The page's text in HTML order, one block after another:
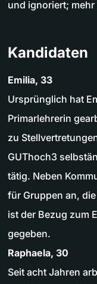
und ignoriert; mehr
Kandidaten
Emilia, 33
Ursprünglich hat
Primarlehrerin
zu
GUThoch3
tätig. Neben
für Gruppen an,
ist der Bezug zum
gegeben.
Raphaela, 30
Seit acht Jahren